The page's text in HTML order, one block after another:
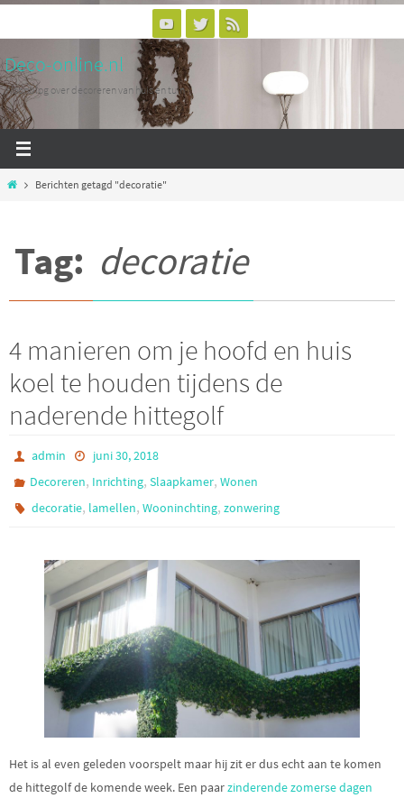
naar
de
inhoud
Deco-online.nl
Woonblog over decoreren van huis en tuin
HomeBerichten getagd "decoratie"
Tag: decoratie
4 manieren om je hoofd en huis
koel te houden tijdens de
naderende hittegolf
admin
juni 30, 2018
Decoreren, Inrichting,Slaapkamer,Wonen
decoratie, lamellen,Wooninchting,zonwering
Het is al even geleden voorspelt maar hij zit er dus echt aan te komen
de hittegolf de komende week. Een paarzinderende zomerse dagen